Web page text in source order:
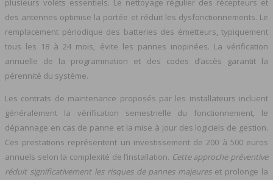
plusieurs volets essentiels. Le nettoyage régulier des récepteurs et
des antennes optimise la portée et réduit les dysfonctionnements. Le
remplacement périodique des batteries des émetteurs, typiquement
tous les 18 à 24 mois, évite les pannes inopinées. La vérification
annuelle de la programmation et des codes d’accès garantit la
pérennité du système.
Les contrats de maintenance proposés par les installateurs incluent
généralement la vérification semestrielle du fonctionnement, le
dépannage en cas de panne et la mise à jour des logiciels de gestion.
Ces prestations représentent un investissement de 200 à 500 euros
annuels selon la complexité de l’installation. Cette approche préventive
réduit significativement les risques de pannes majeureset prolonge la